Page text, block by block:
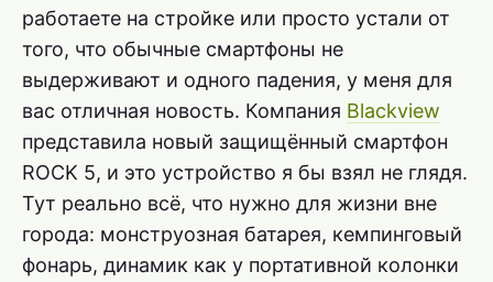
работаете на стройке или просто устали от
того, что обычные смартфоны не
выдерживают и одного падения, у меня для
вас отличная новость. Компания Blackview
представила новый защищённый смартфон
ROCK 5, и это устройство я бы взял не глядя.
Тут реально всё, что нужно для жизни вне
города: монструозная батарея, кемпинговый
фонарь, динамик как у портативной колонки